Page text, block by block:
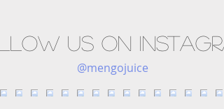
us on
@mengojuice